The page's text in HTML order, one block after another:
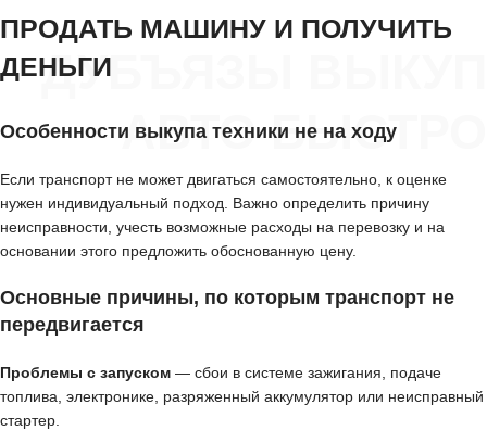
ДУБЪЯЗЫ ВЫКУП
АВТО БЫСТРО
ПРОДАТЬ МАШИНУ И ПОЛУЧИТЬ
ДЕНЬГИ
Особенности выкупа техники не на ходу
Если транспорт не может двигаться самостоятельно, к оценке
нужен индивидуальный подход. Важно определить причину
неисправности, учесть возможные расходы на перевозку и на
основании этого предложить обоснованную цену.
Основные причины, по которым транспорт не
передвигается
Проблемы с запуском — сбои в системе зажигания, подаче
топлива, электронике, разряженный аккумулятор или неисправный
стартер.